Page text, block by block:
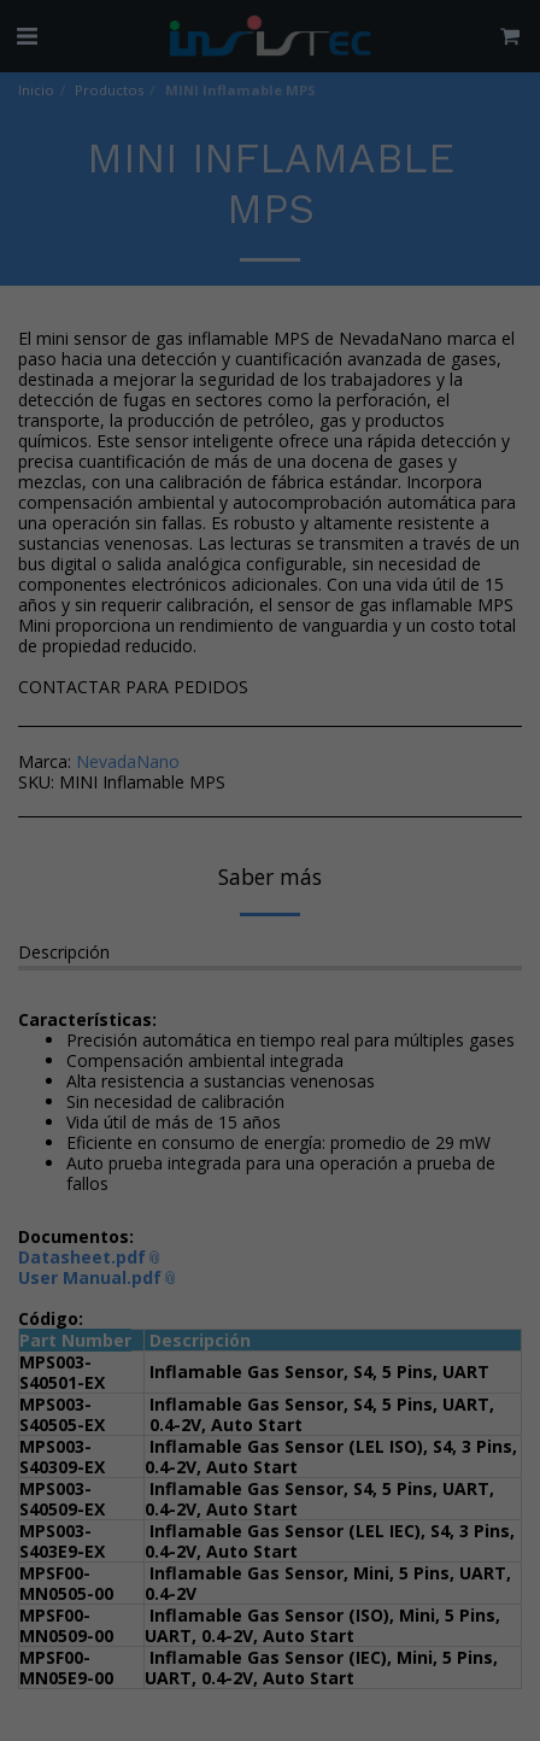
Inicio Productos MINI Inflamable MPS
MINI INFLAMABLE
MPS
El mini sensor de gas inflamable MPS de NevadaNano marca el
paso hacia una detección y cuantificación avanzada de gases,
destinada a mejorar la seguridad de los trabajadores y la
detección de fugas en sectores como la perforación, el
transporte, la producción de petróleo, gas y productos
químicos. Este sensor inteligente ofrece una rápida detección y
precisa cuantificación de más de una docena de gases y
mezclas, con una calibración de fábrica estándar. Incorpora
compensación ambiental y autocomprobación automática para
una operación sin fallas. Es robusto y altamente resistente a
sustancias venenosas. Las lecturas se transmiten a través de un
bus digital o salida analógica configurable, sin necesidad de
componentes electrónicos adicionales. Con una vida útil de 15
años y sin requerir calibración, el sensor de gas inflamable MPS
Mini proporciona un rendimiento de vanguardia y un costo total
de propiedad reducido.
CONTACTAR PARA PEDIDOS
Marca: NevadaNano
SKU: MINI Inflamable MPS
Saber más
Descripción
Características:
Precisión automática en tiempo real para múltiples gases
Compensación ambiental integrada
Alta resistencia a sustancias venenosas
Sin necesidad de calibración
Vida útil de más de 15 años
Eficiente en consumo de energía: promedio de 29 mW
Auto prueba integrada para una operación a prueba de
fallos
Documentos:
Datasheet.pdf
User Manual.pdf
Código:
Part Number
Descripción
MPS003-
S40501-EX
Inflamable Gas Sensor, S4, 5 Pins, UART
MPS003-
S40505-EX
Inflamable Gas Sensor, S4, 5 Pins, UART,
0.4-2V, Auto Start
MPS003-
S40309-EX
Inflamable Gas Sensor (LEL ISO), S4, 3 Pins,
0.4-2V, Auto Start
MPS003-
S40509-EX
Inflamable Gas Sensor, S4, 5 Pins, UART,
0.4-2V, Auto Start
MPS003-
S403E9-EX
Inflamable Gas Sensor (LEL IEC), S4, 3 Pins,
0.4-2V, Auto Start
MPSF00-
MN0505-00
Inflamable Gas Sensor, Mini, 5 Pins, UART,
0.4-2V
MPSF00-
MN0509-00
Inflamable Gas Sensor (ISO), Mini, 5 Pins,
UART, 0.4-2V, Auto Start
MPSF00-
MN05E9-00
Inflamable Gas Sensor (IEC), Mini, 5 Pins,
UART, 0.4-2V, Auto Start